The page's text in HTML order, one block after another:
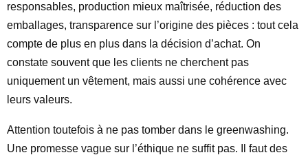
responsables, production mieux maîtrisée, réduction des
emballages, transparence sur l’origine des pièces : tout cela
compte de plus en plus dans la décision d’achat. On
constate souvent que les clients ne cherchent pas
uniquement un vêtement, mais aussi une cohérence avec
leurs valeurs.
Attention toutefois à ne pas tomber dans le greenwashing.
Une promesse vague sur l’éthique ne suffit pas. Il faut des